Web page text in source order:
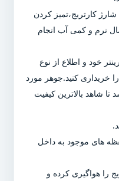
کارتریج،تمیز کردن
نرم و کمی آب انجام
خود و اطلاع از نوع
خریداری کنید.جوهر مورد
تا شاهد بالاترین کیفیت
های موجود به داخل
را هواگیری کرده و